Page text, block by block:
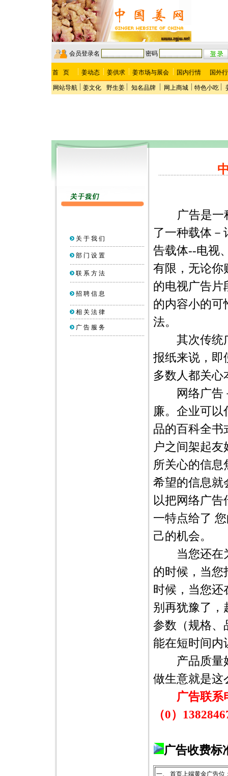
会员登录名 密码
首 页 姜动态 姜供求 姜市场与展会 国内行情 国外
网站导航 姜文化 野生姜 知名品牌 网上商城 特色小吃
关 于 我 们
部 门 设 置
联 系 方 法
招 聘 信 息
相 关 法 律
广 告 服 务
广告是一种
了一种载体
告载体--电视
有限，无论你
的电视广告片
的内容小的可
法。
其次传统广
报纸来说，即
多数人都关心
网络广告－
廉。企业可
品的百科全书
户之间架起
所关心的信
希望的信息就
以把网络广
一特点给了
己的机会。
当您还在为
的时候，当您
时候，当您还
别再犹豫了，
参数（规格、
能在短时间内
产品质量好
做生意就是这
广告联系
（0）
广告收费标
一、 首页上端黄金广告位